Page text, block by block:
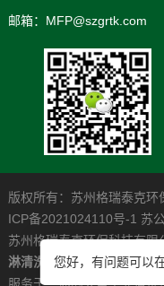
邮箱：MFP@szgrtk.com
版权所有：苏州格瑞泰克环
ICP备2021024110号-1 苏
苏州格瑞泰克环保科技有限
淋清洗机，是一家专业从事
服务于一体的大型工业清洗
您好，有问题可以